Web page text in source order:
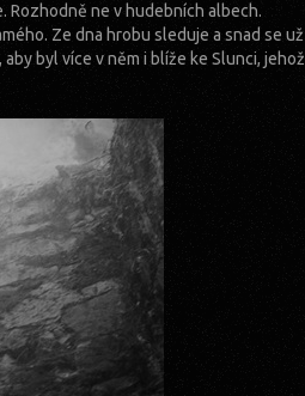
ne v hudebních albech.
Ze dna hrobu sleduje a snad se už
byl více v něm i blíže ke Slunci, jehož